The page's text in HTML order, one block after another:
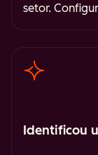
setor.
Identificou